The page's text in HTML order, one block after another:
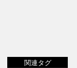
関連タグ